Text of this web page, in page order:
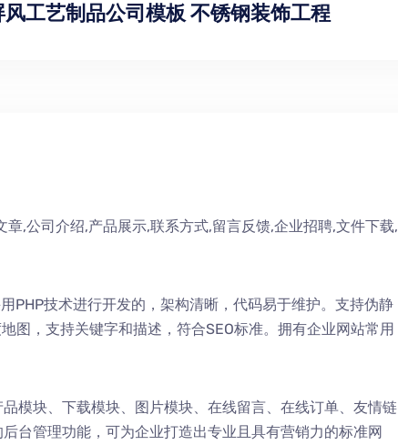
工艺制品公司模板 不锈钢装饰工程
章,公司介绍,产品展示,联系方式,留言反馈,企业招聘,文件下载,
PHP技术进行开发的，架构清晰，代码易于维护。支持伪静
图，支持关键字和描述，符合SEO标准。拥有企业网站常用
模块、下载模块、图片模块、在线留言、在线订单、友情链
台管理功能，可为企业打造出专业且具有营销力的标准网